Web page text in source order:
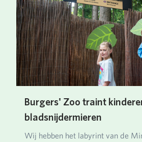
Burgers' Zoo traint
bladsnijdermieren
Wij hebben het labyrint van de